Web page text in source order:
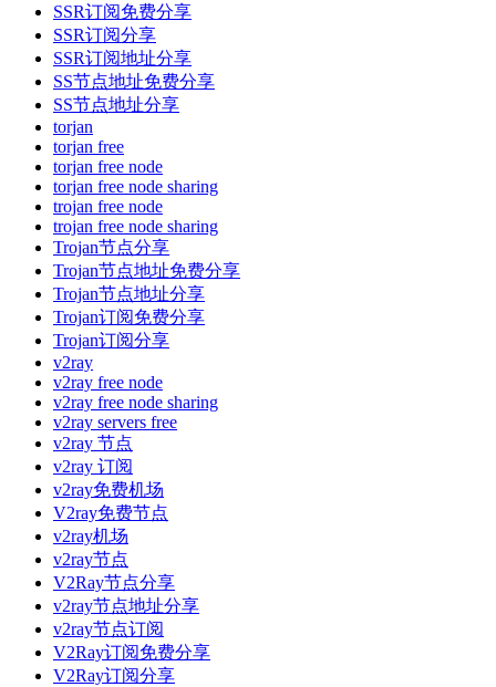
SSR订阅免费分享
SSR订阅分享
SSR订阅地址分享
SS节点地址免费分享
SS节点地址分享
torjan
torjan free
torjan free node
torjan free node sharing
trojan free node
trojan free node sharing
Trojan节点分享
Trojan节点地址免费分享
Trojan节点地址分享
Trojan订阅免费分享
Trojan订阅分享
v2ray
v2ray free node
v2ray free node sharing
v2ray servers free
v2ray 节点
v2ray 订阅
v2ray免费机场
V2ray免费节点
v2ray机场
v2ray节点
V2Ray节点分享
v2ray节点地址分享
v2ray节点订阅
V2Ray订阅免费分享
V2Ray订阅分享